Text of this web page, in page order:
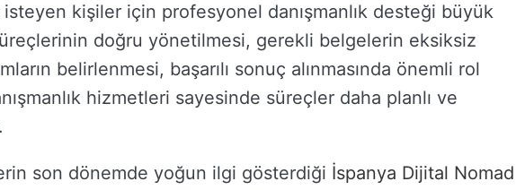
isteyen kişiler için profesyonel danışmanlık desteği büyük
doğru yönetilmesi, gerekli belgelerin eksiksiz
belirlenmesi, başarılı sonuç alınmasında önemli rol
hizmetleri sayesinde süreçler daha planlı ve
son dönemde yoğun ilgi gösterdiği İspanya Dijital Nomad